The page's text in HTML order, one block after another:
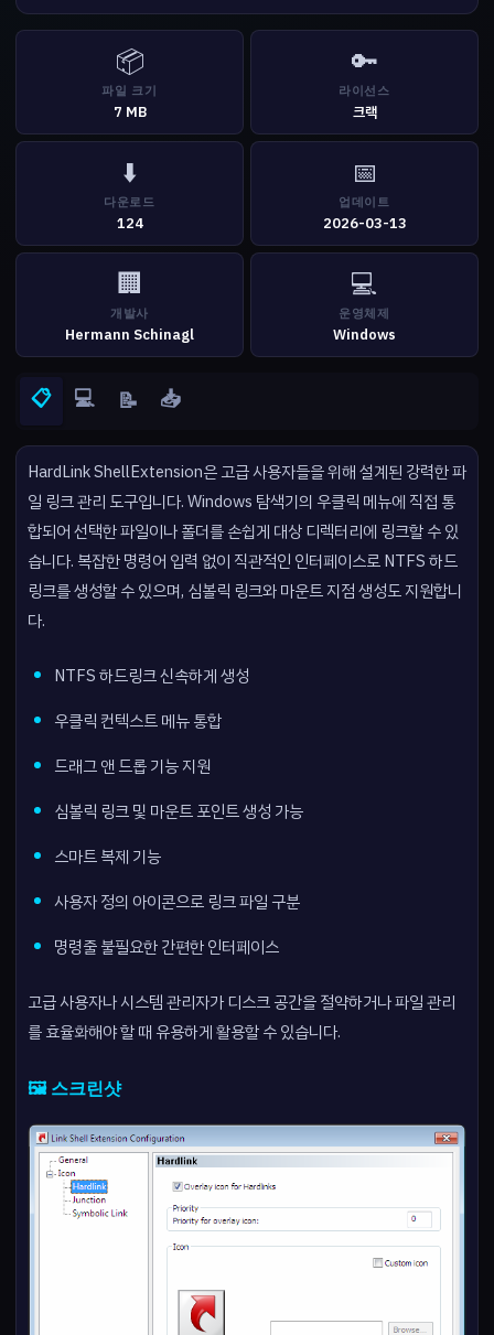
📦
파일 크기
7 MB
🔑
라이선스
크랙
⬇️
다운로드
124
📅
업데이트
2026-03-13
🏢
개발사
Hermann Schinagl
💻
운영체제
Windows
📋 💻 📝 📥
HardLink ShellExtension은 고급 사용자들을 위해 설계된 강력한 파
일 링크 관리 도구입니다. Windows 탐색기의 우클릭 메뉴에 직접 통
합되어 선택한 파일이나 폴더를 손쉽게 대상 디렉터리에 링크할 수 있
습니다. 복잡한 명령어 입력 없이 직관적인 인터페이스로 NTFS 하드
링크를 생성할 수 있으며, 심볼릭 링크와 마운트 지점 생성도 지원합니
다.
NTFS 하드링크 신속하게 생성
우클릭 컨텍스트 메뉴 통합
드래그 앤 드롭 기능 지원
심볼릭 링크 및 마운트 포인트 생성 가능
스마트 복제 기능
사용자 정의 아이콘으로 링크 파일 구분
명령줄 불필요한 간편한 인터페이스
고급 사용자나 시스템 관리자가 디스크 공간을 절약하거나 파일 관리
를 효율화해야 할 때 유용하게 활용할 수 있습니다.
🖼️ 스크린샷